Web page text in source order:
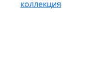
коллекция